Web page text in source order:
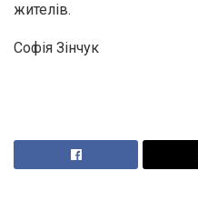
жителів.
Софія Зінчук